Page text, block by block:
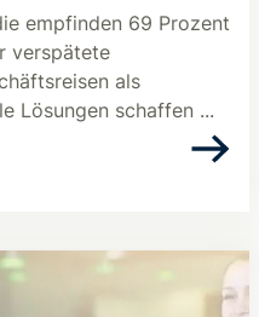
empfinden 69 Prozent
verspätete
als
Lösungen schaffen ...